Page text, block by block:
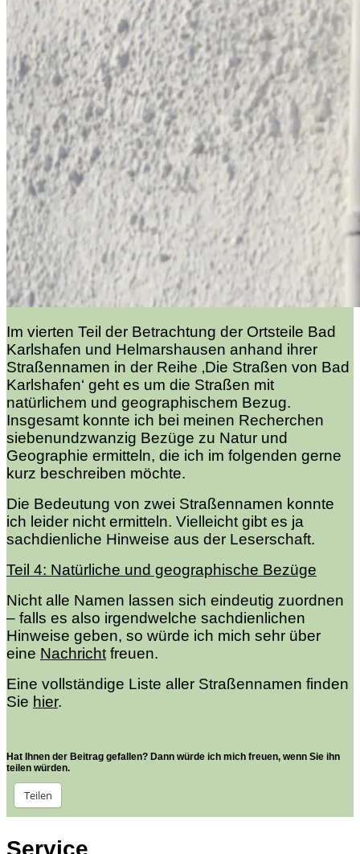
Im vierten Teil der Betrachtung der Ortsteile Bad
Karlshafen und Helmarshausen anhand ihrer
Straßennamen in der Reihe ‚Die Straßen von Bad
Karlshafen‘ geht es um die Straßen mit
natürlichem und geographischem Bezug.
Insgesamt konnte ich bei meinen Recherchen
siebenundzwanzig Bezüge zu Natur und
Geographie ermitteln, die ich im folgenden gerne
kurz beschreiben möchte.
Die Bedeutung von zwei Straßennamen konnte
ich leider nicht ermitteln. Vielleicht gibt es ja
sachdienliche Hinweise aus der Leserschaft.
Teil 4: Natürliche und geographische Bezüge
Nicht alle Namen lassen sich eindeutig zuordnen
– falls es also irgendwelche sachdienlichen
Hinweise geben, so würde ich mich sehr über
eine Nachrichtfreuen.
Eine vollständige Liste aller Straßennamen finden
Sie hier.
Hat Ihnen der Beitrag gefallen? Dann würde ich mich freuen, wenn Sie ihn
teilen würden.
Teilen
Service